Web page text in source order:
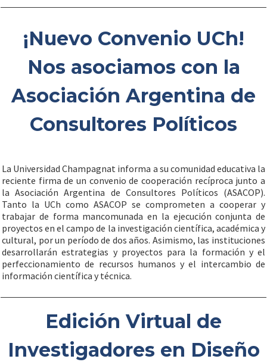
¡Nuevo Convenio UCh!
Nos asociamos con la
Asociación Argentina de
Consultores Políticos
La Universidad Champagnat informa a su comunidad educativa la
reciente firma de un convenio de cooperación recíproca junto a
la Asociación Argentina de Consultores Políticos (ASACOP).
Tanto la UCh como ASACOP se comprometen a cooperar y
trabajar de forma mancomunada en la ejecución conjunta de
proyectos en el campo de la investigación científica, académica y
cultural, por un período de dos años. Asimismo, las instituciones
desarrollarán estrategias y proyectos para la formación y el
perfeccionamiento de recursos humanos y el intercambio de
información científica y técnica.
Edición Virtual de
Investigadores en Diseño